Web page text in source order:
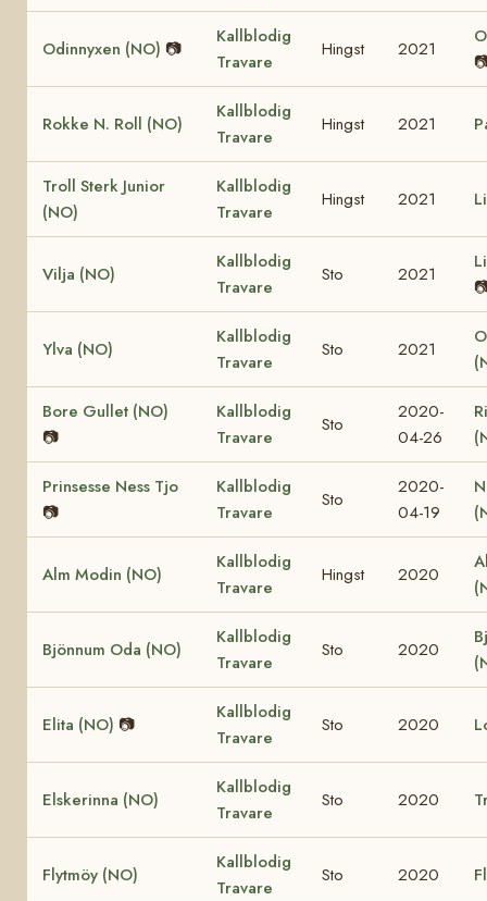
Odinnyxen (NO) 📷
Kallblodig
Travare
Hingst 2021
Rokke N. Roll (NO)
Kallblodig
Travare
Hingst 2021
Troll Sterk Junior
(NO)
Kallblodig
Travare
Hingst 2021
Vilja (NO)
Kallblodig
Travare
Sto 2021
Ylva (NO)
Kallblodig
Travare
Sto 2021
Bore Gullet (NO)
📷
Kallblodig
Travare
Sto
2020-
04-26
Prinsesse Ness Tjo
📷
Kallblodig
Travare
Sto
2020-
04-19
Alm Modin (NO)
Kallblodig
Travare
Hingst 2020
Bjönnum Oda (NO)
Kallblodig
Travare
Sto 2020
Elita (NO) 📷
Kallblodig
Travare
Sto 2020
Elskerinna (NO)
Kallblodig
Travare
Sto 2020
Flytmöy (NO)
Kallblodig
Travare
Sto 2020